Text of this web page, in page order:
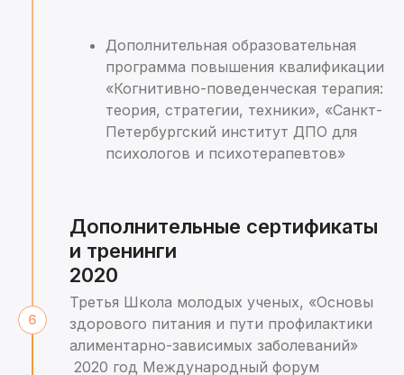
Дополнительная образовательная
программа повышения квалификации
«Когнитивно-поведенческая терапия:
теория, стратегии, техники», «Санкт-
Петербургский институт ДПО для
психологов и психотерапевтов»
Дополнительные сертификаты
и тренинги
2020
Третья Школа молодых ученых, «Основы
здорового питания и пути профилактики
алиментарно-зависимых заболеваний»
2020 год Международный форум